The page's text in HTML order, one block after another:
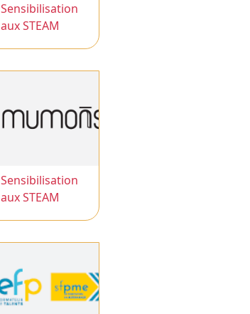
Sensibilisation
aux STEAM
Sensibilisation
aux STEAM